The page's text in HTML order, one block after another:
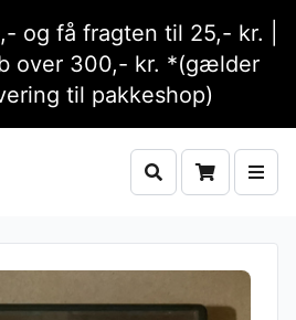
og få fragten til 25,- kr. |
over 300,- kr. *(gælder
til pakkeshop)